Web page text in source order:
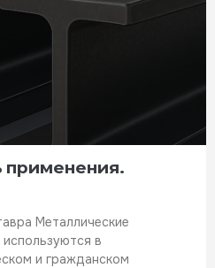
применения.
Металлические
в
и гражданском